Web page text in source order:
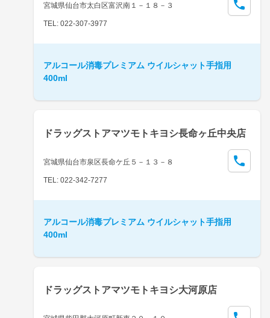
宮城県仙台市太白区富沢南１－１８－３
TEL: 022-307-3977
アルコール消毒プレミアム ウイルシャット手指用
400ml
ドラッグストアマツモトキヨシ長命ヶ丘中央店
宮城県仙台市泉区長命ケ丘５－１３－８
TEL: 022-342-7277
アルコール消毒プレミアム ウイルシャット手指用
400ml
ドラッグストアマツモトキヨシ大河原店